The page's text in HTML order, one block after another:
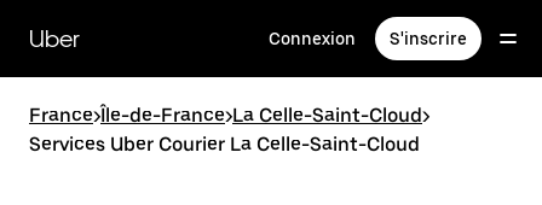
contenu
principal
Uber Connexion S'inscrire
France>Île-de-France>La Celle-Saint-Cloud>
Services Uber Courier La Celle-Saint-Cloud